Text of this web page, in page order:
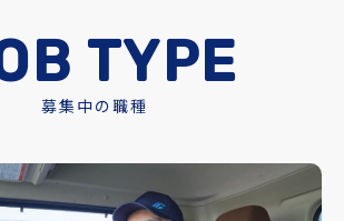
TYPE
募集中の職種